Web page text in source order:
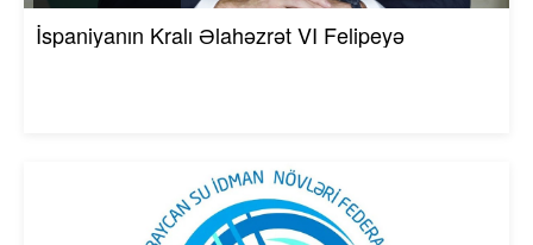
İspaniyanın Kralı Əlahəzrət VI Felipeyə